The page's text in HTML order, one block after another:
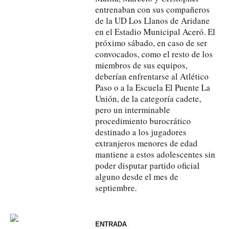
entrenaban con sus compañeros
de la UD Los Llanos de Aridane
en el Estadio Municipal Aceró. El
próximo sábado, en caso de ser
convocados, como el resto de los
miembros de sus equipos,
deberían enfrentarse al Atlético
Paso o a la Escuela El Puente La
Unión, de la categoría cadete,
pero un interminable
procedimiento burocrático
destinado a los jugadores
extranjeros menores de edad
mantiene a estos adolescentes sin
poder disputar partido oficial
alguno desde el mes de
septiembre.
ENTRADA